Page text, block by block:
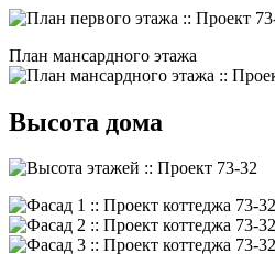
План мансардного этажа
Высота дома